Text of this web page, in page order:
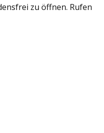
zu öffnen. Rufen